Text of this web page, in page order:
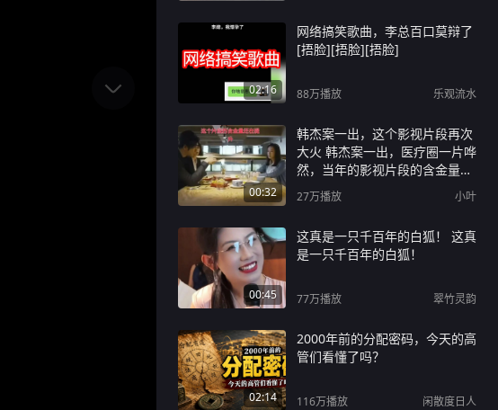
02:16
网络搞笑歌曲，李总百口莫辩了
[捂脸][捂脸][捂脸]
88万播放 乐观流水
00:32
韩杰案一出，这个影视片段再次
大火 韩杰案一出，医疗圈一片哗
然，当年的影视片段的含金量再
次提升#韩杰 #医生#防御性医疗
27万播放 小叶
00:45
这真是一只千百年的白狐！ 这真
是一只千百年的白狐！
77万播放 翠竹灵韵
02:14
2000年前的分配密码，今天的高
管们看懂了吗？
116万播放 闲散度日人